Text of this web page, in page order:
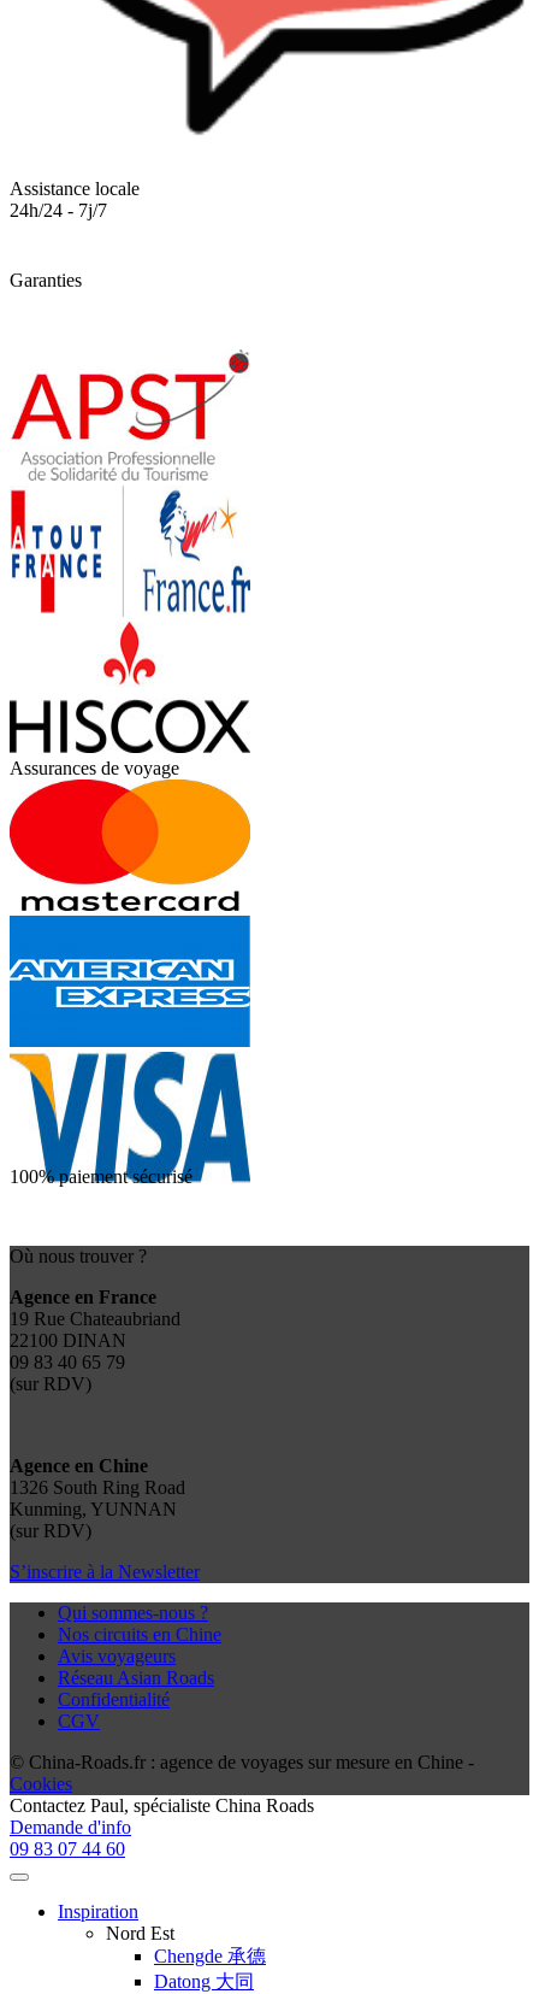
Assistance locale
24h/24 - 7j/7
Garanties
Assurances de voyage
100% paiement sécurisé
Où nous trouver ?
Agence en France
19 Rue Chateaubriand
22100 DINAN
09 83 40 65 79
(sur RDV)
Agence en Chine
1326 South Ring Road
Kunming, YUNNAN
(sur RDV)
S’inscrire à la Newsletter
Qui sommes-nous ?
Nos circuits en Chine
Avis voyageurs
Réseau Asian Roads
Confidentialité
CGV
© China-Roads.fr : agence de voyages sur mesure en Chine -
Cookies
Contactez Paul, spécialiste China Roads
Demande d'info
09 83 07 44 60
Inspiration
Nord Est
Chengde 承德
Datong 大同